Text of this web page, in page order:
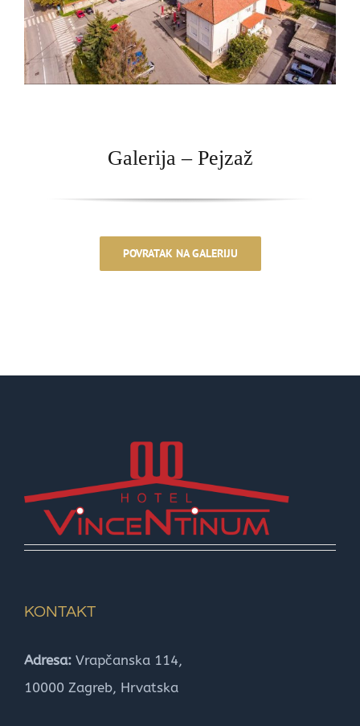
Galerija – Pejzaž
POVRATAK NA GALERIJU
KONTAKT
Adresa: Vrapčanska 114,
10000 Zagreb, Hrvatska